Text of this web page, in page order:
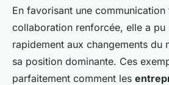
En favorisant une
collaboration renforcée, elle a pu
rapidement aux changements du
sa position dominante. Ces
parfaitement comment les